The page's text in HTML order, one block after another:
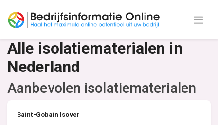
Alle isolatiematerialen in
Nederland
Aanbevolen isolatiematerialen
Saint-Gobain Isover